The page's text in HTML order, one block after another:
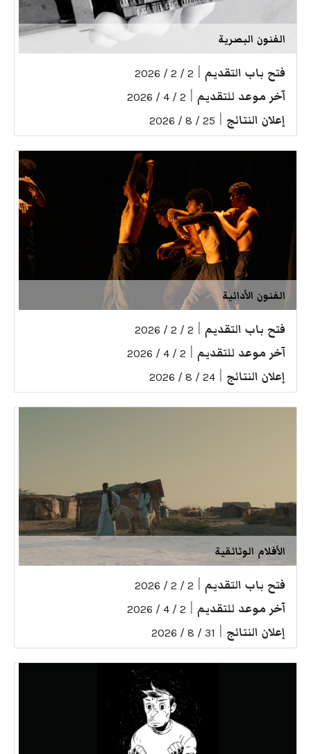
الفنون البصرية
فتح باب التقديم 2 / 2 / 2026
آخر موعد للتقديم 2 / 4 / 2026
إعلان النتائج 25 / 8 / 2026
الفنون الأدائية
فتح باب التقديم 2 / 2 / 2026
آخر موعد للتقديم 2 / 4 / 2026
إعلان النتائج 24 / 8 / 2026
الأفلام الوثائقية
فتح باب التقديم 2 / 2 / 2026
آخر موعد للتقديم 2 / 4 / 2026
إعلان النتائج 31 / 8 / 2026